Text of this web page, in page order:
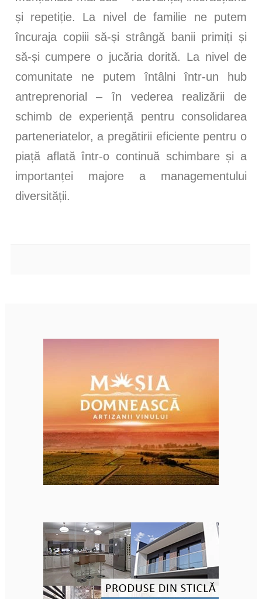
și repetiție. La nivel de familie ne putem
încuraja copiii să-și strângă banii primiți și
să-și cumpere o jucăria dorită. La nivel de
comunitate ne putem întâlni într-un hub
antreprenorial – în vederea realizării de
schimb de experiență pentru consolidarea
parteneriatelor, a pregătirii eficiente pentru o
piață aflată într-o continuă schimbare și a
importanței majore a managementului
diversității.